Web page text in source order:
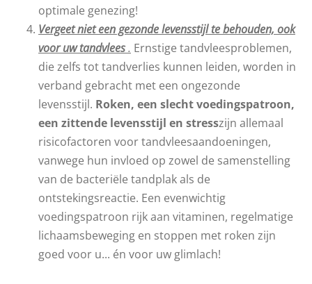
optimale genezing!
Vergeet niet een gezonde levensstijl te behouden, ook
voor uw tandvlees. Ernstige tandvleesproblemen,
die zelfs tot tandverlies kunnen leiden, worden in
verband gebracht met een ongezonde
levensstijl. Roken, een slecht voedingspatroon,
een zittende levensstijl en stresszijn allemaal
risicofactoren voor tandvleesaandoeningen,
vanwege hun invloed op zowel de samenstelling
van de bacteriële tandplak als de
ontstekingsreactie. Een evenwichtig
voedingspatroon rijk aan vitaminen, regelmatige
lichaamsbeweging en stoppen met roken zijn
goed voor u... én voor uw glimlach!